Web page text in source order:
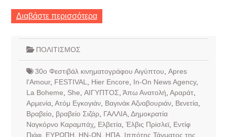
Διαβάστε περισσότερα
ΠΟΛΙΤΙΣΜΟΣ
30ο Φεστιβάλ κινηματογράφου Αιγύπτου Apres
l'Amour, FESTIVAL Hier Encore In-On News Agency,
La Boheme
She ΑΙΓΥΠΤΟΣ Άπω Ανατολή Αραράτ,
Αρμενία, Ατόμ Εγκογιάν, Βαγινάκ Αζναβουριάν, Βενετία,
Βραβείο
βραβείο Σιζάρ, ΓΑΛΛΙΑ, Δημοκρατία
Ναγκόρνο Καραμπάχ, Ελβετία, Έλβις Πρίσλεϊ, Εντίφ
Πιάφ, ΕΥΡΩΠΗ ΗΝ-ΩΝ ΗΠΑ, Ιππότης Τάγματος της